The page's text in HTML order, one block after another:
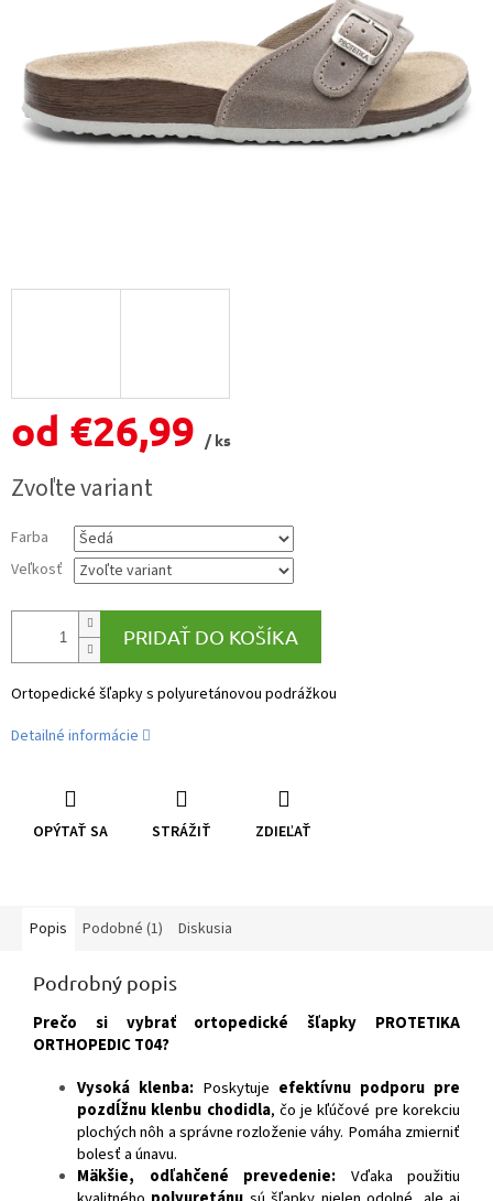
od €26,99
/ ks
cena:
Zvoľte variant
Farba
Veľkosť
PRIDAŤ DO KOŠÍKA
Ortopedické šľapky s polyuretánovou podrážkou
Detailné informácie
OPÝTAŤ SA STRÁŽIŤ ZDIEĽAŤ
Popis Podobné (1) Diskusia
Podrobný popis
Prečo si vybrať ortopedické šľapky PROTETIKA
ORTHOPEDIC T04?
Vysoká klenba: Poskytuje efektívnu podporu pre
pozdĺžnu klenbu chodidla, čo je kľúčové pre korekciu
plochých nôh a správne rozloženie váhy. Pomáha zmierniť
bolesť a únavu.
Mäkšie, odľahčené prevedenie: Vďaka použitiu